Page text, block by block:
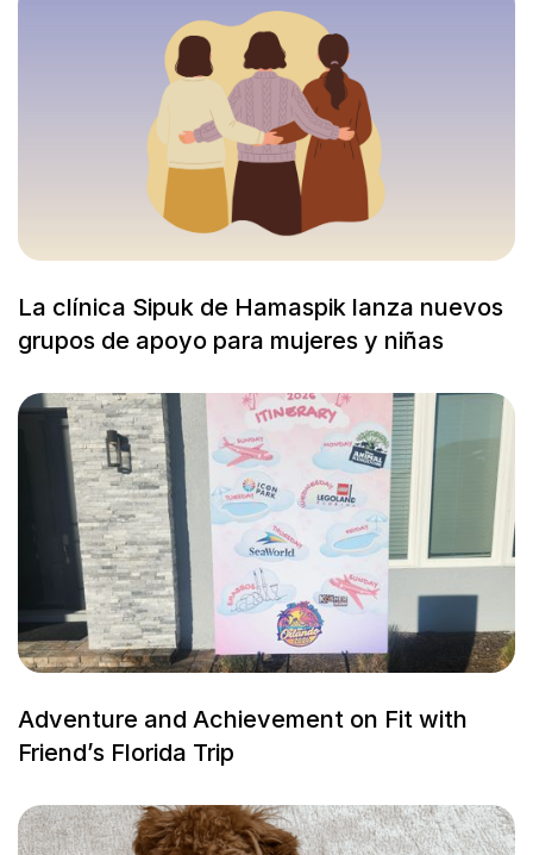
La clínica Sipuk de Hamaspik lanza nuevos
grupos de apoyo para mujeres y niñas
Adventure and Achievement on Fit with
Friend’s Florida Trip